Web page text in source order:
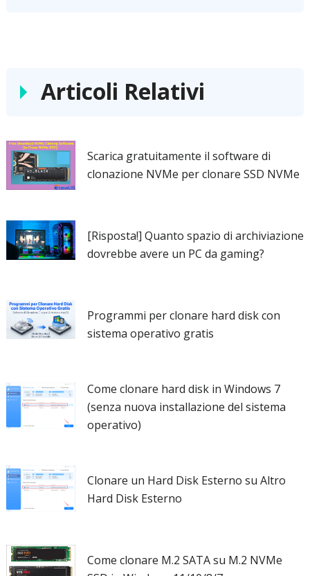
Articoli Relativi
Scarica gratuitamente il software di
clonazione NVMe per clonare SSD NVMe
[Risposta!] Quanto spazio di archiviazione
dovrebbe avere un PC da gaming?
Programmi per clonare hard disk con
sistema operativo gratis
Come clonare hard disk in Windows 7
(senza nuova installazione del sistema
operativo)
Clonare un Hard Disk Esterno su Altro
Hard Disk Esterno
Come clonare M.2 SATA su M.2 NVMe